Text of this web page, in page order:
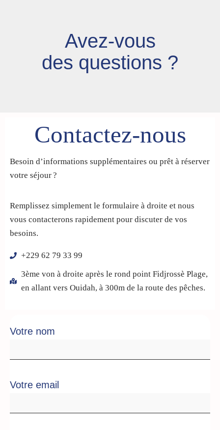
Avez-vous
des questions ?
Contactez-nous
Besoin d’informations supplémentaires ou prêt à réserver
votre séjour ?
Remplissez simplement le formulaire à droite et nous
vous contacterons rapidement pour discuter de vos
besoins.
+229 62 79 33 99
3ème von à droite après le rond point Fidjrossè Plage,
en allant vers Ouidah, à 300m de la route des pêches.
Votre nom
Votre email